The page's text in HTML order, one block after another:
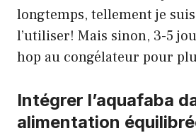
longtemps, tellement je
l’utiliser! Mais sinon, 3-5
hop au congélateur pour
Intégrer l’aquafaba
alimentation